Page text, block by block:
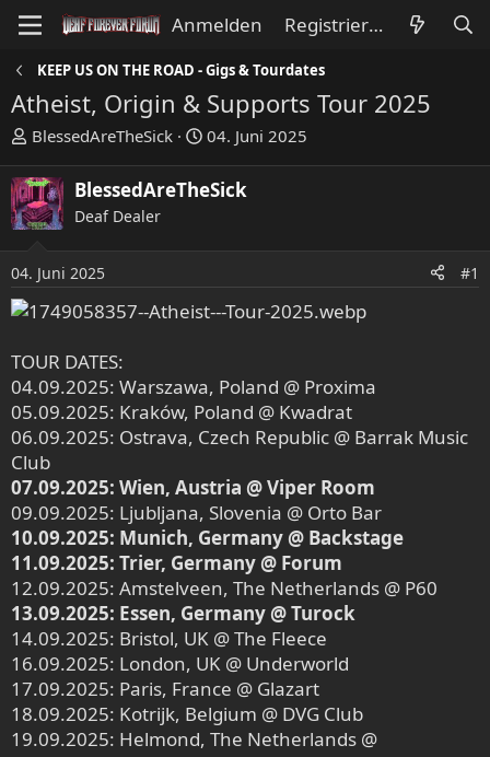
Anmelden Registrieren
KEEP US ON THE ROAD - Gigs & Tourdates
Atheist, Origin & Supports Tour 2025
E
s
t
e
l
r
BlessedAreTheSick
E
s
t
l
a
04. Juni 2025
BlessedAreTheSick
Deaf Dealer
04. Juni 2025 #1
TOUR DATES:
04.09.2025: Warszawa, Poland @ Proxima
05.09.2025: Kraków, Poland @ Kwadrat
06.09.2025: Ostrava, Czech Republic @ Barrak Music
Club
07.09.2025: Wien, Austria @ Viper Room
09.09.2025: Ljubljana, Slovenia @ Orto Bar
10.09.2025: Munich, Germany @ Backstage
11.09.2025: Trier, Germany @ Forum
12.09.2025: Amstelveen, The Netherlands @ P60
13.09.2025: Essen, Germany @ Turock
14.09.2025: Bristol, UK @ The Fleece
16.09.2025: London, UK @ Underworld
17.09.2025: Paris, France @ Glazart
18.09.2025: Kotrijk, Belgium @ DVG Club
19.09.2025: Helmond, The Netherlands @